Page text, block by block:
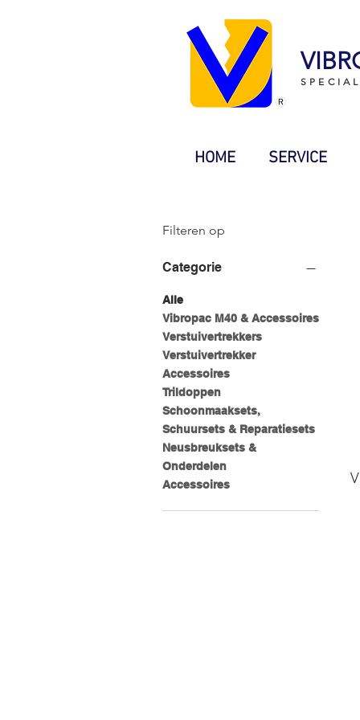
HOME SERVICE
Filteren op
Categorie
Alle
Vibropac M40 & Accessoires
Verstuivertrekkers
Verstuivertrekker
Accessoires
Trildoppen
Schoonmaaksets,
Schuursets & Reparatiesets
Neusbreuksets &
Onderdelen
Accessoires